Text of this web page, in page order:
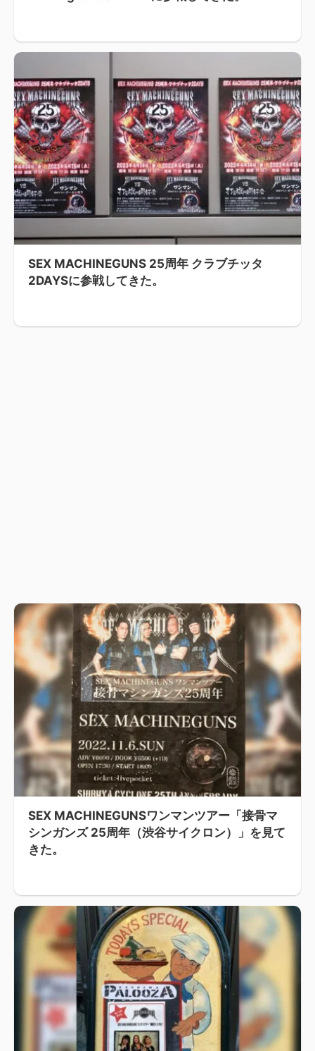
SEX MACHINEGUNS 25周年 クラブチッタ
2DAYSに参戦してきた。
SEX MACHINEGUNSワンマンツアー「接骨マ
シンガンズ 25周年（渋谷サイクロン）」を見て
きた。